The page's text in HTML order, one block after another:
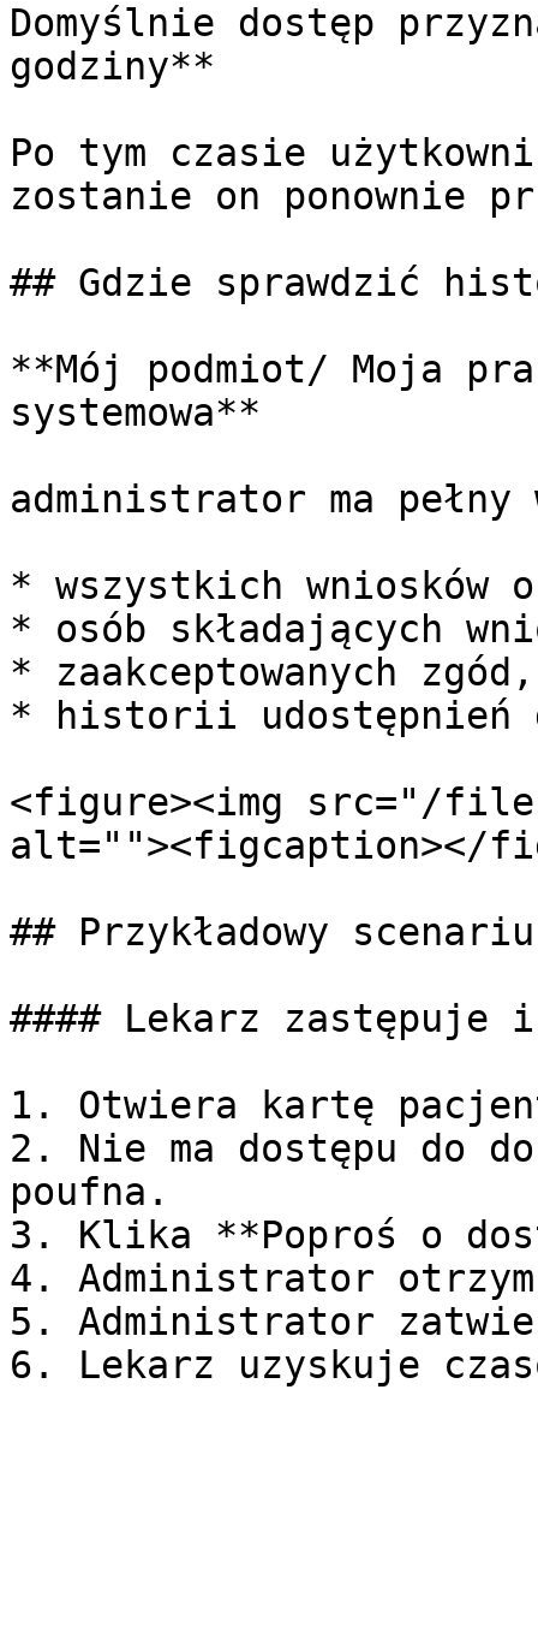
Domyślnie dostęp
godziny**
Po tym czasie
zostanie on ponownie
## Gdzie sprawdzić
**Mój podmiot/ Moja
systemowa**
administrator ma pełny
* wszystkich wniosków
* osób składających
* zaakceptowanych zgód,
* historii udostępnień
<figure><img src="/
alt=""><figcaption></
## Przykładowy
#### Lekarz zastępuje
1. Otwiera kartę
2. Nie ma dostępu do
poufna.
3. Klika **Poproś o
4. Administrator
5. Administrator